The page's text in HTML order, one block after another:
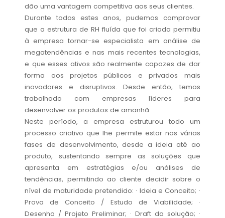
dão uma vantagem competitiva aos seus clientes.
Durante todos estes anos, pudemos comprovar
que a estrutura de RH fluída que foi criada permitiu
à empresa tornar-se especialista em análise de
megatendências e nas mais recentes tecnologias,
e que esses ativos são realmente capazes de dar
forma aos projetos públicos e privados mais
inovadores e disruptivos. Desde então, temos
trabalhado com empresas líderes para
desenvolver os produtos de amanhã.
Neste período, a empresa estruturou todo um
processo criativo que lhe permite estar nas várias
fases de desenvolvimento, desde a ideia até ao
produto, sustentando sempre as soluções que
apresenta em estratégias e/ou análises de
tendências, permitindo ao cliente decidir sobre o
nível de maturidade pretendido: · Ideia e Conceito; ·
Prova de Conceito / Estudo de Viabilidade; ·
Desenho / Projeto Preliminar; · Draft da solução; ·